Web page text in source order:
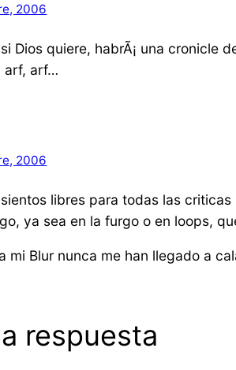
2006
Dios quiere, habrÃ¡ una cronicle
arf, arf…
2006
libres para todas las
ya sea en la furgo o en loops,
mi Blur nunca me han llegado a
respuesta